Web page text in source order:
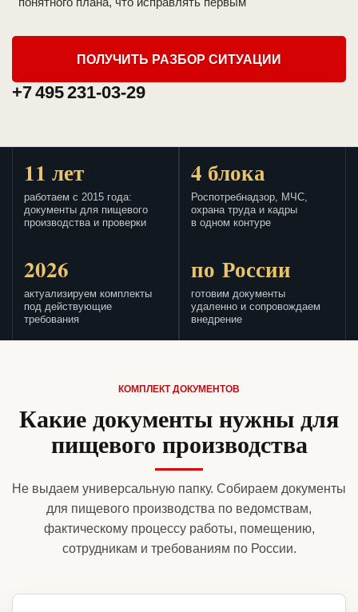
ПОЛУЧИТЬ РАЗБОР СИТУАЦИИ
+7 495 231-03-29
11 лет
работаем с 2015 года:
документы для пищевого
производства и проверки
4 блока
Роспотребнадзор, МЧС,
охрана труда и кадры
в одном контуре
2026
актуализируем комплекты
под действующие
требования
по России
готовим документы
удаленно и сопровождаем
внедрение
КОМПЛЕКТ ДОКУМЕНТОВ
Какие документы нужны для
пищевого производства
Не выдаем универсальную папку. Собираем документы
для пищевого производства по ведомствам,
фактическому процессу работы, помещению,
сотрудникам и требованиям по России.